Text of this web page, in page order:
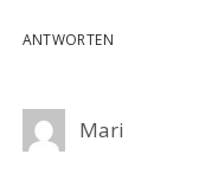
ANTWORTEN
Mari